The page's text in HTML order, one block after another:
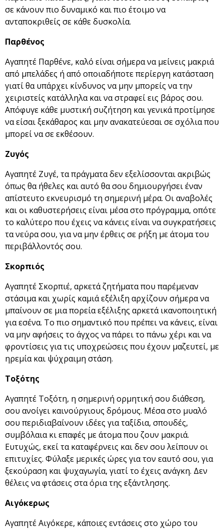
σε κάνουν πιο δυναμικό και πιο έτοιμο να
ανταποκριθείς σε κάθε δυσκολία.
Παρθένος
Αγαπητέ Παρθένε, καλό είναι σήμερα να μείνεις μακριά
από μπελάδες ή από οποιαδήποτε περίεργη κατάσταση
γιατί θα υπάρχει κίνδυνος να μην μπορείς να την
χειριστείς κατάλληλα και να στραφεί εις βάρος σου.
Απόφυγε κάθε μυστική συζήτηση και γενικά προτίμησε
να είσαι ξεκάθαρος και μην ανακατεύεσαι σε σχόλια που
μπορεί να σε εκθέσουν.
Ζυγός
Αγαπητέ Ζυγέ, τα πράγματα δεν εξελίσσονται ακριβώς
όπως θα ήθελες και αυτό θα σου δημιουργήσει έναν
απίστευτο εκνευρισμό τη σημερινή μέρα. Οι αναβολές
και οι καθυστερήσεις είναι μέσα στο πρόγραμμα, οπότε
το καλύτερο που έχεις να κάνεις είναι να συγκρατήσεις
τα νεύρα σου, για να μην έρθεις σε ρήξη με άτομα του
περιβάλλοντός σου.
Σκορπιός
Αγαπητέ Σκορπιέ, αρκετά ζητήματα που παρέμεναν
στάσιμα και χωρίς καμιά εξέλιξη αρχίζουν σήμερα να
μπαίνουν σε μια πορεία εξέλιξης αρκετά ικανοποιητική
για εσένα. Το πιο σημαντικό που πρέπει να κάνεις, είναι
να μην αφήσεις το άγχος να πάρει το πάνω χέρι και να
φροντίσεις για τις υποχρεώσεις που έχουν μαζευτεί, με
ηρεμία και ψύχραιμη στάση.
Τοξότης
Αγαπητέ Τοξότη, η σημερινή ορμητική σου διάθεση,
σου ανοίγει καινούργιους δρόμους. Μέσα στο μυαλό
σου περιδιαβαίνουν ιδέες για ταξίδια, σπουδές,
συμβόλαια κι επαφές με άτομα που ζουν μακριά.
Ευτυχώς, εκεί τα καταφέρνεις και δεν σου λείπουν οι
επιτυχίες. Φύλαξε μερικές ώρες για τον εαυτό σου, για
ξεκούραση και ψυχαγωγία, γιατί το έχεις ανάγκη. Δεν
θέλεις να φτάσεις στα όρια της εξάντλησης.
Αιγόκερως
Αγαπητέ Αιγόκερε, κάποιες εντάσεις στο χώρο του